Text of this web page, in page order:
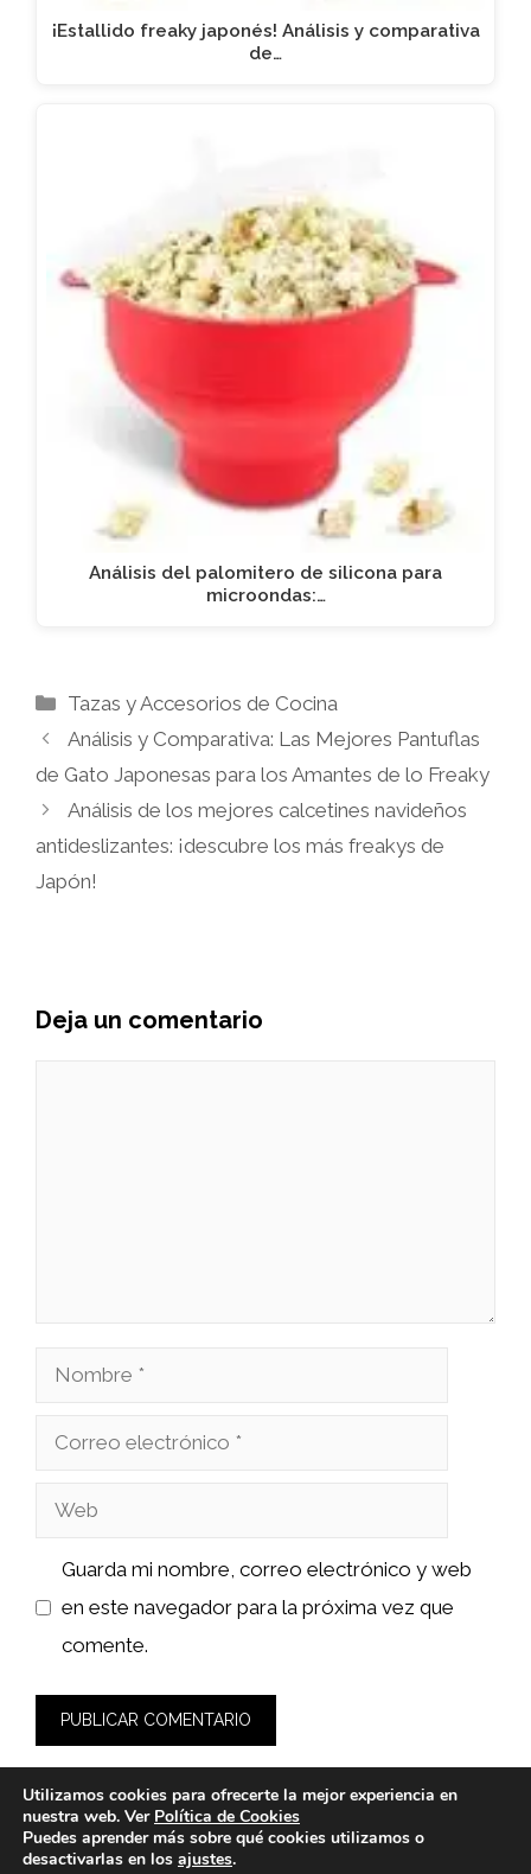
¡Estallido freaky japonés! Análisis y comparativa
de…
Análisis del palomitero de silicona para
microondas:…
Categorías
Tazas y Accesorios de Cocina
Análisis y Comparativa: Las Mejores Pantuflas
de Gato Japonesas para los Amantes de lo Freaky
Análisis de los mejores calcetines navideños
antideslizantes: ¡descubre los más freakys de
Japón!
Deja un comentario
Nombre
Correo
Web
Guarda mi nombre, correo electrónico y web
en este navegador para la próxima vez que
comente.
© 2026 sushiyakuza.es -Política de Privacidad y Aviso Legal
Utilizamos cookies para ofrecerte la mejor experiencia en
nuestra web. Ver Política de Cookies
Puedes aprender más sobre qué cookies utilizamos o
desactivarlas en los ajustes.